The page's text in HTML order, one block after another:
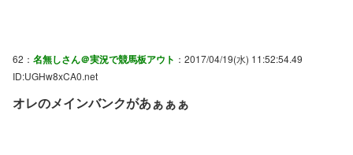
62： 名無しさん＠実況で競馬板アウト ：2017/04/19(水) 11:52:54.49
ID:UGHw8xCA0.net
オレのメインバンクがあぁぁぁ